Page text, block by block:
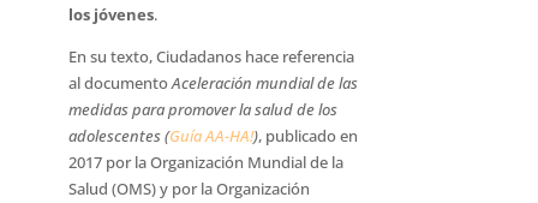
los jóvenes.
En su texto, Ciudadanos hace referencia
al documentoAceleración mundial de las
medidas para promover la salud de los
adolescentes (Guía AA-HA!), publicado en
2017 por la Organización Mundial de la
Salud (OMS) y por la Organización